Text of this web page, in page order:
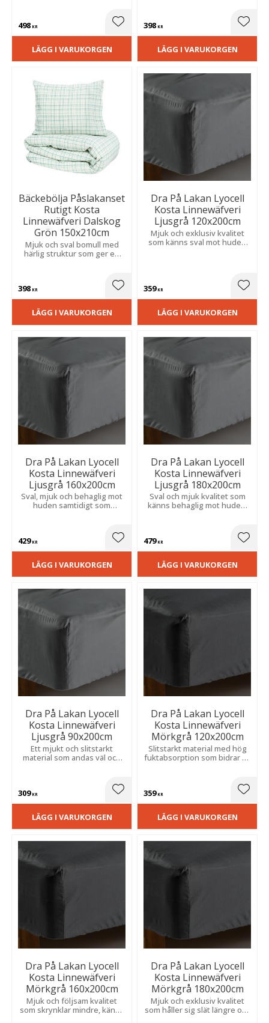
498 KR Lägg till i favoriter
LÄGG I VARUKORGEN
398 KR
LÄGG I VARUKORGEN
Bäckebölja Påslakanset
Rutigt Kosta
Linnewäfveri Dalskog
Grön 150x210cm
Mjuk och sval bomull med
härlig struktur som ger en
398 KR Lägg till i favoriter
LÄGG I VARUKORGEN
Dra På Lakan Lyocell
Kosta Linnewäfveri
Ljusgrå 120x200cm
Mjuk och exklusiv kvalitet
som känns sval mot huden
359KR
LÄGG I VARUKORGEN
Dra På Lakan Lyocell
Kosta Linnewäfveri
Ljusgrå 160x200cm
Sval, mjuk och behaglig mot
huden samtidigt som
429KR Lägg till i favoriter
LÄGG I VARUKORGEN
Dra På Lakan Lyocell
Kosta Linnewäfveri
Ljusgrå 180x200cm
Sval och mjuk kvalitet som
känns behaglig mot huden,
479KR
LÄGG I VARUKORGEN
Dra På Lakan Lyocell
Kosta Linnewäfveri
Ljusgrå 90x200cm
Ett mjukt och slitstarkt
material som andas väl och
309KR Lägg till i favoriter
LÄGG I VARUKORGEN
Dra På Lakan Lyocell
Kosta Linnewäfveri
Mörkgrå 120x200cm
Slitstarkt material med hög
fuktabsorption som bidrar till
359KR
LÄGG I VARUKORGEN
Dra På Lakan Lyocell
Kosta Linnewäfveri
Mörkgrå 160x200cm
Mjuk och följsam kvalitet
som skrynklar mindre, känns
Dra På Lakan Lyocell
Kosta Linnewäfveri
Mörkgrå 180x200cm
Mjuk och exklusiv kvalitet
som håller sig slät längre och